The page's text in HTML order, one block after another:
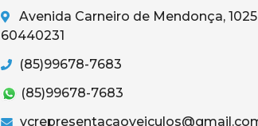
Avenida Carneiro de Mendonça,
60440231
(85)99678-7683
(85)99678-7683